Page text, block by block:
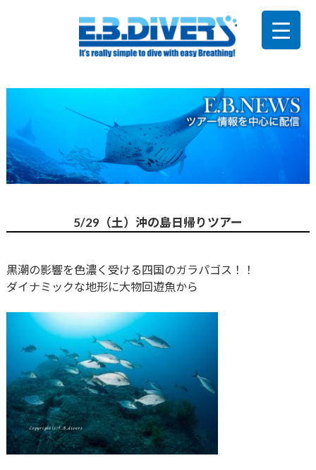
5/29（土）沖の島日帰りツアー
黒潮の影響を色濃く受ける四国のガラパゴス！！
ダイナミックな地形に大物回遊魚から